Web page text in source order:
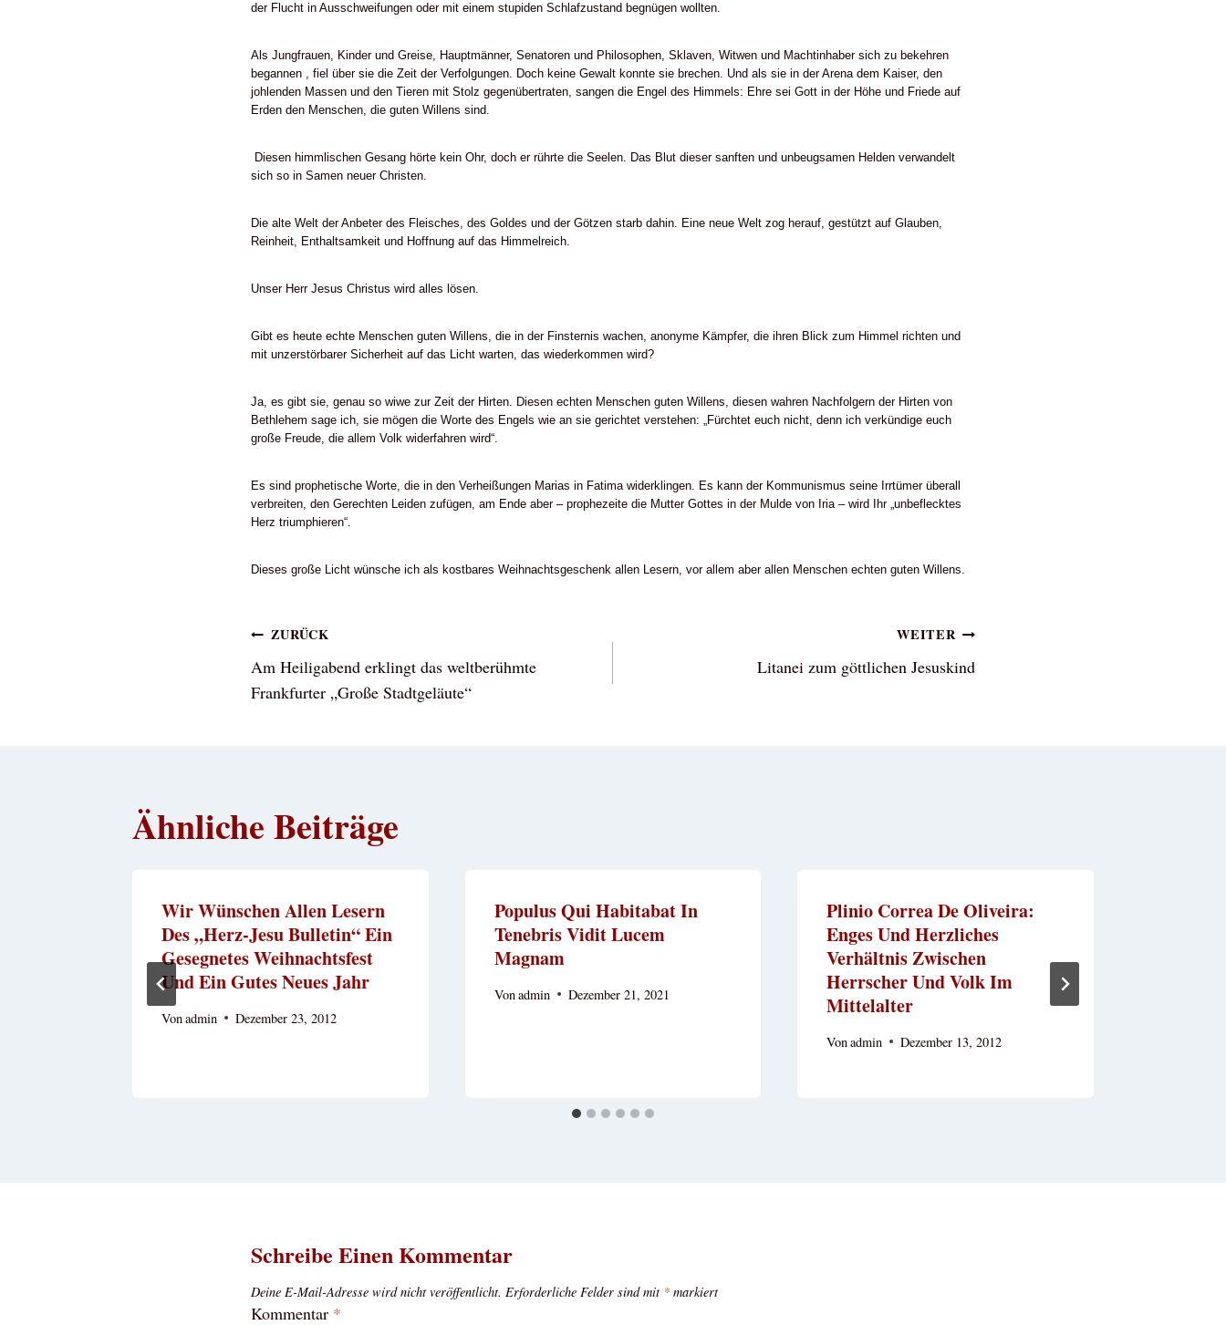
der Flucht in Ausschweifungen oder mit einem stupiden Schlafzustand begnügen wollten.
Als Jungfrauen, Kinder und Greise, Hauptmänner, Senatoren und Philosophen, Sklaven, Witwen und Machtinhaber sich zu bekehren
begannen , fiel über sie die Zeit der Verfolgungen. Doch keine Gewalt konnte sie brechen. Und als sie in der Arena dem Kaiser, den
johlenden Massen und den Tieren mit Stolz gegenübertraten, sangen die Engel des Himmels: Ehre sei Gott in der Höhe und Friede auf
Erden den Menschen, die guten Willens sind.
Diesen himmlischen Gesang hörte kein Ohr, doch er rührte die Seelen. Das Blut dieser sanften und unbeugsamen Helden verwandelt
sich so in Samen neuer Christen.
Die alte Welt der Anbeter des Fleisches, des Goldes und der Götzen starb dahin. Eine neue Welt zog herauf, gestützt auf Glauben,
Reinheit, Enthaltsamkeit und Hoffnung auf das Himmelreich.
Unser Herr Jesus Christus wird alles lösen.
Gibt es heute echte Menschen guten Willens, die in der Finsternis wachen, anonyme Kämpfer, die ihren Blick zum Himmel richten und
mit unzerstörbarer Sicherheit auf das Licht warten, das wiederkommen wird?
Ja, es gibt sie, genau so wiwe zur Zeit der Hirten. Diesen echten Menschen guten Willens, diesen wahren Nachfolgern der Hirten von
Bethlehem sage ich, sie mögen die Worte des Engels wie an sie gerichtet verstehen: „Fürchtet euch nicht, denn ich verkündige euch
große Freude, die allem Volk widerfahren wird“.
Es sind prophetische Worte, die in den Verheißungen Marias in Fatima widerklingen. Es kann der Kommunismus seine Irrtümer überall
verbreiten, den Gerechten Leiden zufügen, am Ende aber – prophezeite die Mutter Gottes in der Mulde von Iria – wird Ihr „unbeflecktes
Herz triumphieren“.
Dieses große Licht wünsche ich als kostbares Weihnachtsgeschenk allen Lesern, vor allem aber allen Menschen echten guten Willens.
Beitragsnavigation
ZURÜCK
Am Heiligabend erklingt das weltberühmte
Frankfurter „Große Stadtgeläute“
WEITER
Litanei zum göttlichen Jesuskind
Ähnliche Beiträge
Wir Wünschen Allen Lesern
Des „Herz-Jesu Bulletin“ Ein
Gesegnetes Weihnachtsfest
Und Ein Gutes Neues Jahr
Vonadmin Dezember 23, 2012
Populus Qui Habitabat In
Tenebris Vidit Lucem
Magnam
Vonadmin Dezember 21, 2021
Plinio Correa De Oliveira:
Enges Und Herzliches
Verhältnis Zwischen
Herrscher Und Volk Im
Mittelalter
Vonadmin Dezember 13, 2012
Schreibe Einen Kommentar
Deine E-Mail-Adresse wird nicht veröffentlicht. Erforderliche Felder sind mit * markiert
Kommentar *